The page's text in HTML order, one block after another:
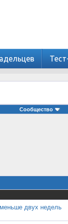
Сообщество
двух недель